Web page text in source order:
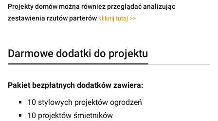
Projekty domów można również przeglądać analizując
zestawienia rzutów parterów kliknij tutaj >>
Darmowe dodatki do projektu
Pakiet bezpłatnych dodatków zawiera:
10 stylowych projektów ogrodzeń
10 projektów śmietników